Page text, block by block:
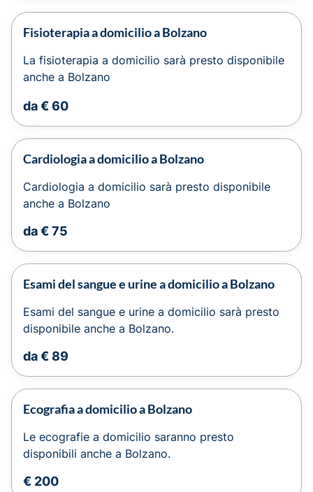
Fisioterapia a domicilio a Bolzano
La fisioterapia a domicilio sarà presto disponibile
anche a Bolzano
da € 60
Cardiologia a domicilio a Bolzano
Cardiologia a domicilio sarà presto disponibile
anche a Bolzano
da € 75
Esami del sangue e urine a domicilio a Bolzano
Esami del sangue e urine a domicilio sarà presto
disponibile anche a Bolzano.
da € 89
Ecografia a domicilio a Bolzano
Le ecografie a domicilio saranno presto
disponibili anche a Bolzano.
€ 200